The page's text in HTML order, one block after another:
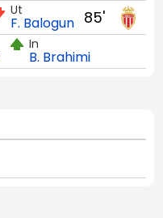
85'
Ut
F. Balogun
In
B. Brahimi